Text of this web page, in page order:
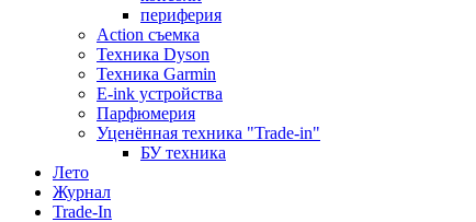
периферия
Action съемка
Техника Dyson
Техника Garmin
E-ink устройства
Парфюмерия
Уценённая техника "Trade-in"
БУ техника
Лето
Журнал
Trade-In